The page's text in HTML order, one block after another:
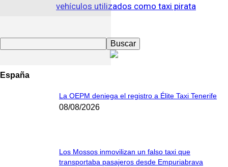
vehículos utilizados como taxi pirata
España
La OEPM deniega el registro a Élite Taxi Tenerife
08/08/2026
Los Mossos inmovilizan un falso taxi que
transportaba pasajeros desde Empuriabrava